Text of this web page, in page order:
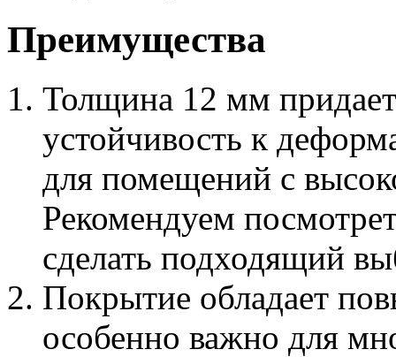
Преимущества
Толщина 12 мм
устойчивость к
для помещений с
Рекомендуем
сделать подходящий
Покрытие обладает
особенно важно для